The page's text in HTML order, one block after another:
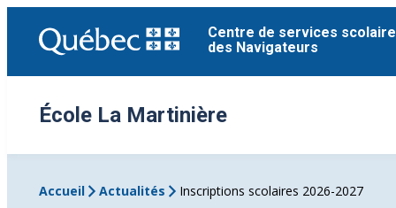
contenu
Centre de services scolaire
des Navigateurs
École La Martinière
Accueil Actualités Inscriptions scolaires 2026-2027